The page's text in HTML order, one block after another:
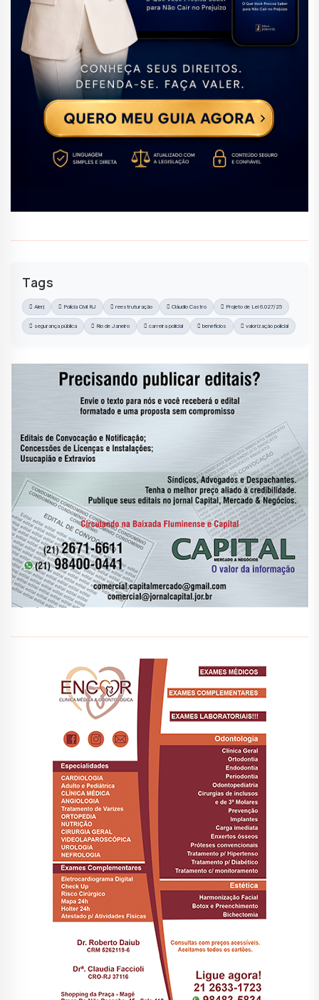
Tags
Alerj Polícia Civil RJ reestruturação Cláudio Castro Projeto de Lei 6.027/25
segurança pública Rio de Janeiro carreira policial benefícios valorização policial